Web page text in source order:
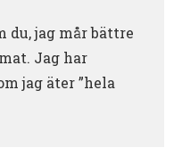
du, jag mår bättre
Jag har
jag äter ”hela